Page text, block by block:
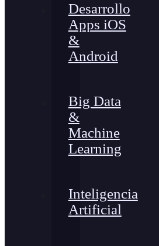
Desarrollo
Apps iOS
&
Android
Big Data
&
Machine
Learning
Inteligencia
Artificial